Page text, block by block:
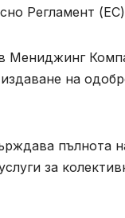
Регламент (ЕС)
Мениджинг
на
пълнота
за